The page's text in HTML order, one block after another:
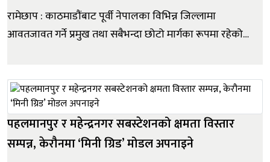
रामेछाप : काठमाडौंबाट पूर्वी नेपालका विभिन्न जिल्लामा
आवतजावत गर्ने प्रमुख तथा सबैभन्दा छोटो मार्गका रूपमा रहेको
सडकको पुनर्निर्माण अझै सम्पन्न नहुनु तथा रोशी र सहायक खोल...
पहलमानपुर र महेन्द्रनगर सबस्टेशनको क्षमता विस्तार
सम्पन्न, केरौनमा ‘मिनी ग्रिड’ मोडल अपनाइने